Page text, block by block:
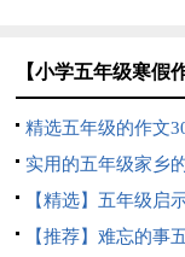
【小学五年级寒假
精选五年级的作文
篇实用的五年级家乡
6篇【精选】五年级启
集八篇
【推荐】难忘的事